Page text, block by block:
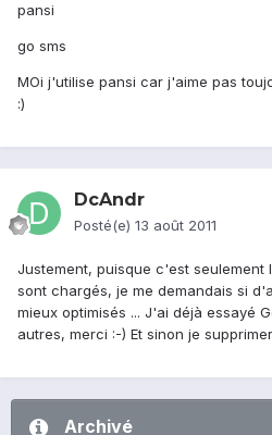
pansi
go sms
MOi j'utilise pansi car j'aime pas
:)
DcAndr
Posté(e) 13 août 2011
Justement, puisque c'est seulement
sont chargés, je me demandais si
mieux optimisés ... J'ai déjà essayé
autres, merci :-) Et sinon je
Archivé